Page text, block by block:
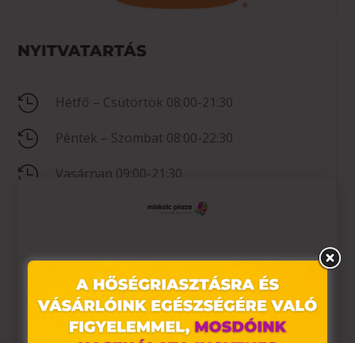
NYITVATARTÁS
 Hétfő – Csütörtök 08:00-21:30
 Péntek – Szombat 08:00-22:30
 Vasárnap 09:00-21:30
+36 (20) 265-15-85
Nincs megadva
Weboldalunkon „cookie"-kat (továbbiakban „süti")
alkalmazunk. Ezek olyan fájlok, melyek információt
tárolnak webes böngészőjében. Ehhez az Ön